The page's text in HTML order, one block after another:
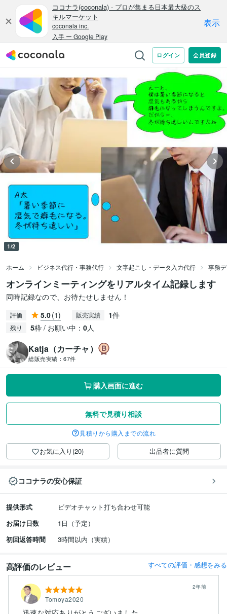
1/2
ホーム ビジネス代行・事務代行 文字起こし・データ入力代行 事務
オンラインミーティングをリアルタイム記録します
同時記録なので、お待たせしません！
評価 5.0(1) 販売実績 1件
残り 5枠 / お願い中： 0人
Katja（カーチャ）
総販売実績： 67件
購入画面に進む
無料で見積り相談
見積りから購入までの流れ
お気に入り(20) 出品者に質問
ココナラの安心保証
提供形式
ビデオチャット打ち合わせ可能
お届け日数
1日（予定）
初回返答時間
3時間以内（実績）
高評価のレビュー すべての評価・感想をみる
Tomoya2020
2年前